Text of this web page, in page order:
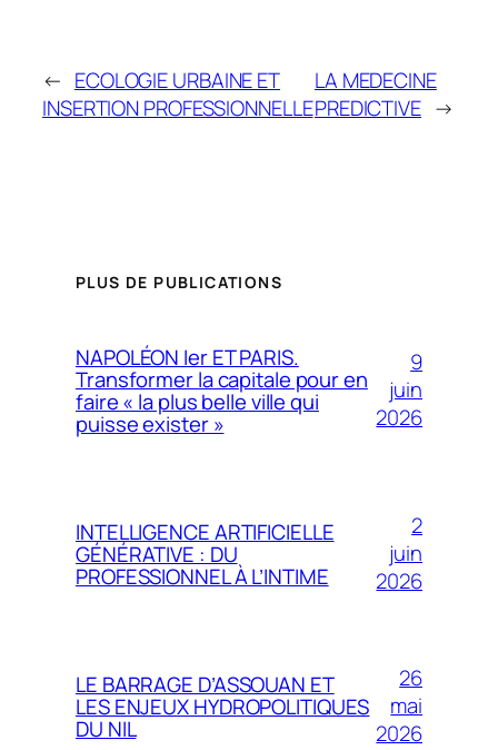
← ECOLOGIE URBAINE ET
INSERTION PROFESSIONNELLE
LA MEDECINE
PREDICTIVE →
PLUS DE PUBLICATIONS
NAPOLÉON Ier ET PARIS.
Transformer la capitale pour en
faire « la plus belle ville qui
puisse exister »
9
juin
2026
INTELLIGENCE ARTIFICIELLE
GÉNÉRATIVE : DU
PROFESSIONNEL À L’INTIME
2
juin
2026
LE BARRAGE D’ASSOUAN ET
LES ENJEUX HYDROPOLITIQUES
DU NIL
26
mai
2026